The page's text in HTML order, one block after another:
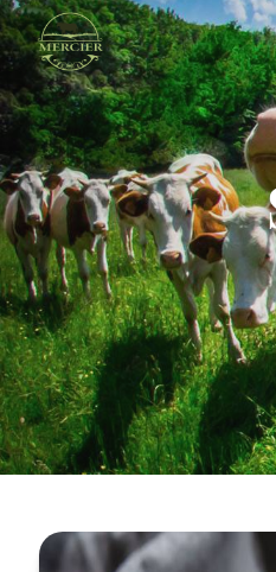
Panneau de gestion des cookies